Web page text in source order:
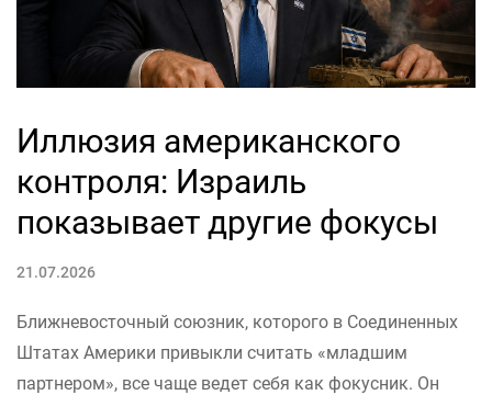
Иллюзия американского
контроля: Израиль
показывает другие фокусы
21.07.2026
Ближневосточный союзник, которого в Соединенных
Штатах Америки привыкли считать «младшим
партнером», все чаще ведет себя как фокусник. Он